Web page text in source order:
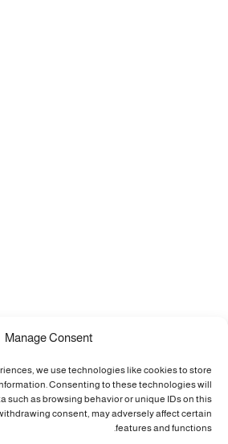
Manage Consent
we use technologies like cookies to store
Consenting to these technologies will
such as browsing behavior or unique IDs on this
consent, may adversely affect certain
features and functions.